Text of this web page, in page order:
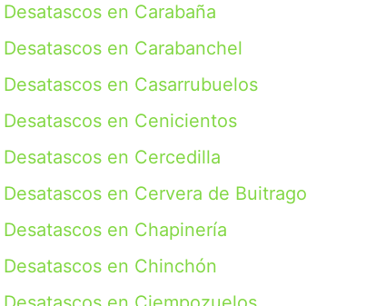
Desatascos en Carabaña
Desatascos en Carabanchel
Desatascos en Casarrubuelos
Desatascos en Cenicientos
Desatascos en Cercedilla
Desatascos en Cervera de Buitrago
Desatascos en Chapinería
Desatascos en Chinchón